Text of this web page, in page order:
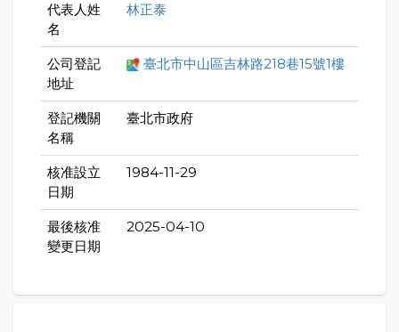
代表人姓
名
林正泰
公司登記
地址
臺北市中山區吉林路218巷15號1樓
登記機關
名稱
臺北市政府
核准設立
日期
1984-11-29
最後核准
變更日期
2025-04-10